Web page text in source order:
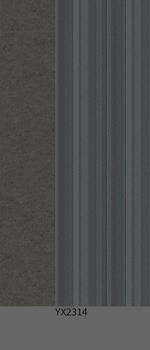
YX2314